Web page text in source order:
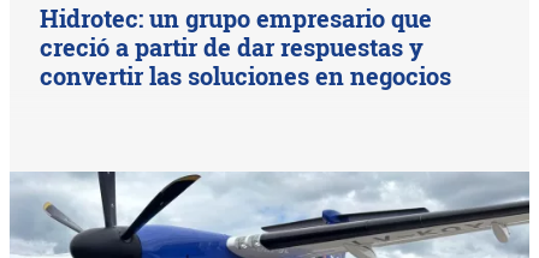
Hidrotec: un grupo empresario que
creció a partir de dar respuestas y
convertir las soluciones en negocios